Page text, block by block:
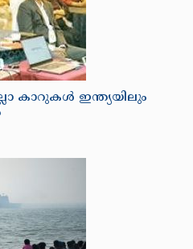
കാറുകൾ ഇന്ത്യയിലും